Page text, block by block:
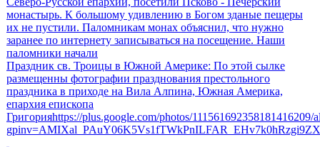
монастырь. К большому удивлению в Богом зданые пещеры
их не пустили. Паломникам монах объяснил, что нужно
заранее по интернету записываться на посещение. Наши
паломники начали
Праздник св. Троицы в Южной Америке: По этой сылке
размещенны фотографии празднования престольного
праздника в приходе на Вила Алпина, Южная Америка,
епархия епископа
Григорияhttps://plus.google.com/photos/111561692358181416209/